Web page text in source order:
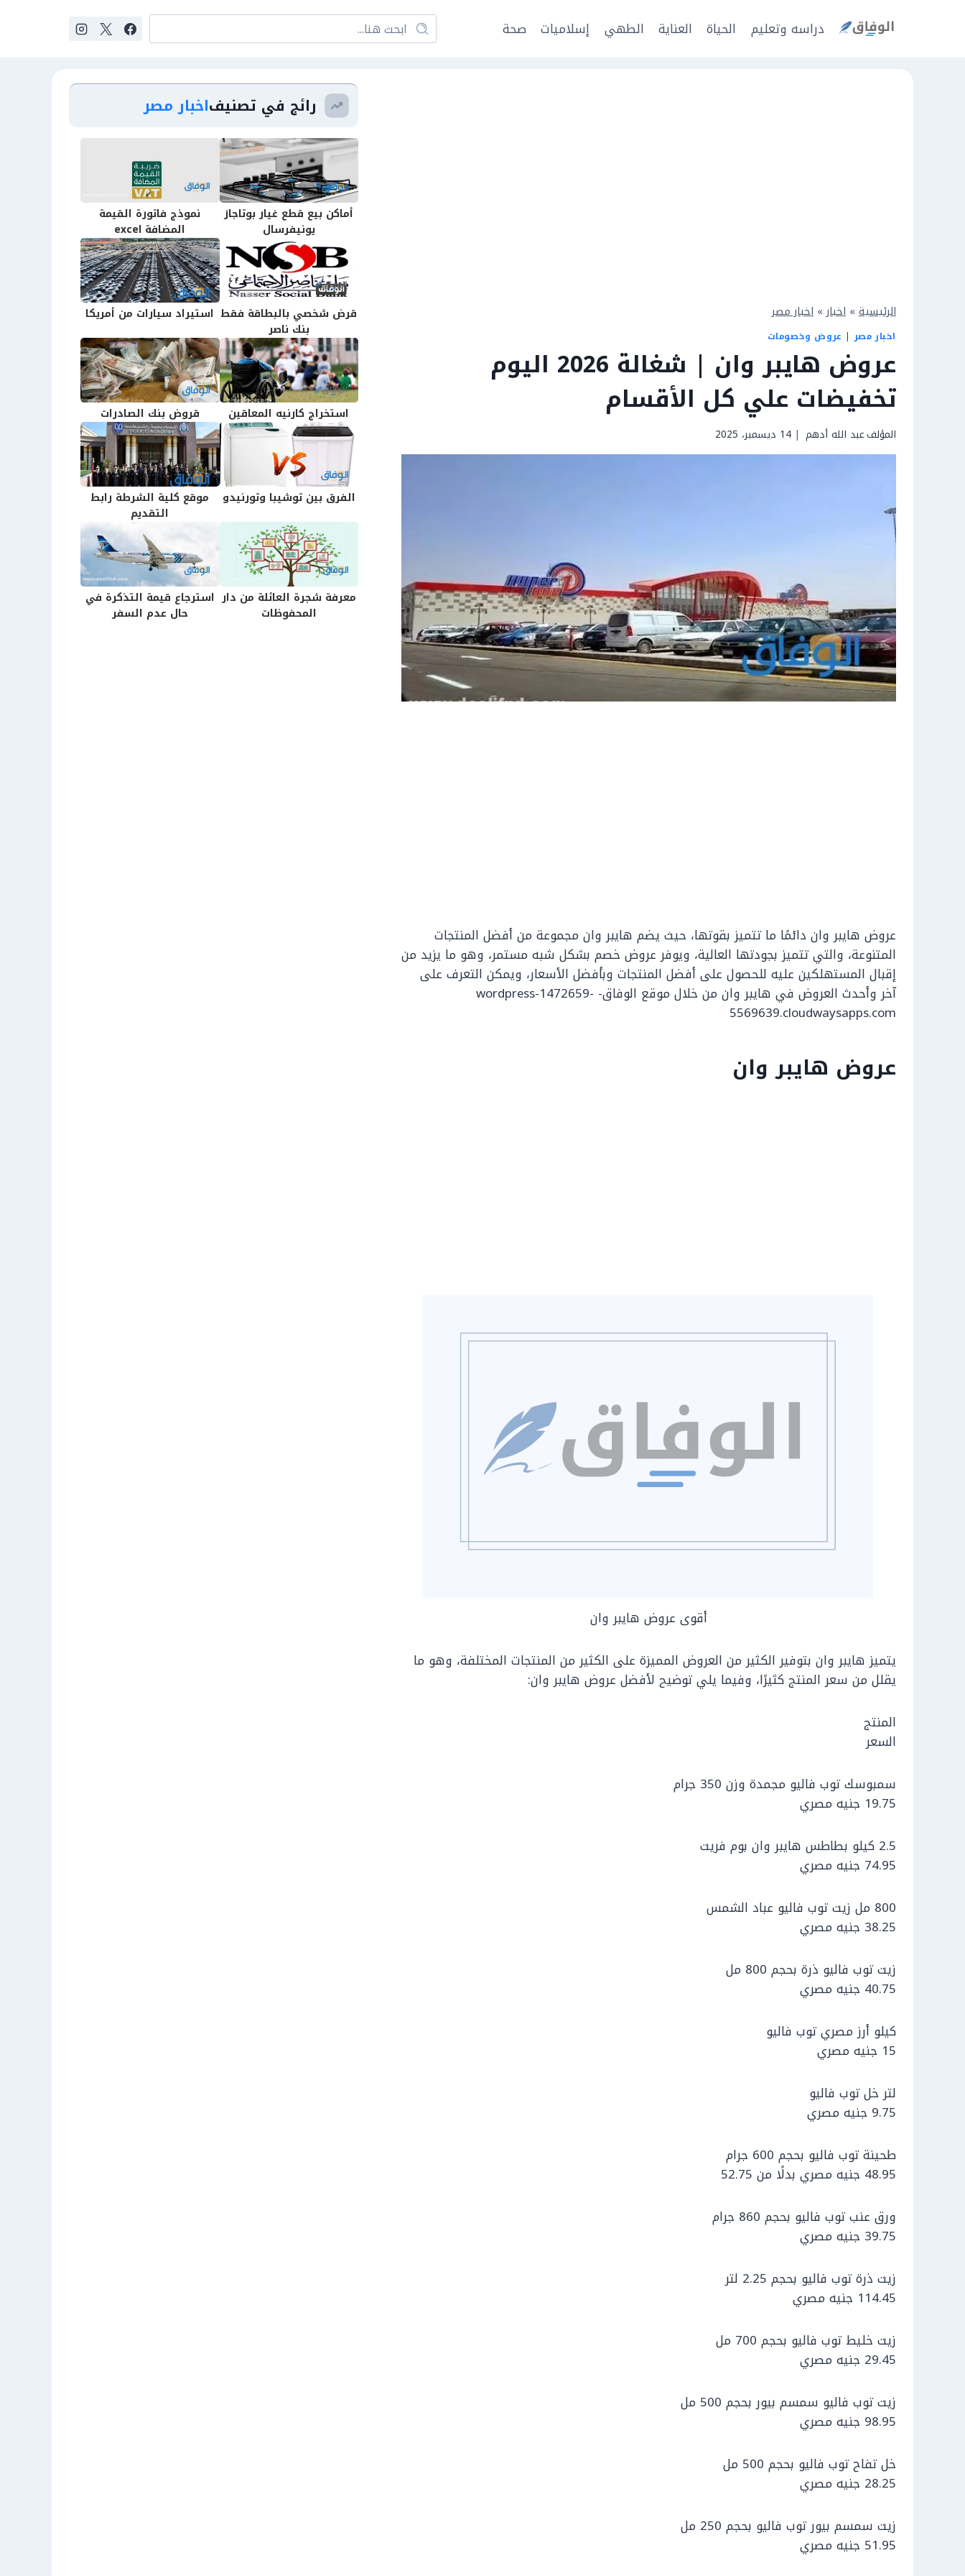
دراسه وتعليم الحياة العناية الطهي إسلاميات صحة
الرئيسية » اخبار» اخبار مصر
اخبار مصر| عروض وخصومات
عروض هايبر وان | شغالة 2026 اليوم
تخفيضات علي كل الأقسام
المؤلفعبد الله أدهم 14 ديسمبر، 2025
عروض هايبر وان دائمًا ما تتميز بقوتها، حيث يضم هايبر وان مجموعة من أفضل المنتجات
المتنوعة، والتي تتميز بجودتها العالية، ويوفر عروض خصم بشكل شبه مستمر، وهو ما يزيد من
إقبال المستهلكين عليه للحصول على أفضل المنتجات وبأفضل الأسعار، ويمكن التعرف على
آخر وأحدث العروض في هايبر وان من خلال موقع الوفاق- wordpress-1472659-
5569639.cloudwaysapps.com
عروض هايبر وان
أقوى عروض هايبر وان
يتميز هايبر وان بتوفير الكثير من العروض المميزة على الكثير من المنتجات المختلفة، وهو ما
يقلل من سعر المنتج كثيرًا، وفيما يلي توضيح لأفضل عروض هايبر وان:
المنتج
السعر
سمبوسك توب فاليو مجمدة وزن 350 جرام
19.75 جنيه مصري
2.5 كيلو بطاطس هايبر وان بوم فريت
74.95 جنيه مصري
800 مل زيت توب فاليو عباد الشمس
38.25 جنيه مصري
زيت توب فاليو ذرة بحجم 800 مل
40.75 جنيه مصري
كيلو أرز مصري توب فاليو
15 جنيه مصري
لتر خل توب فاليو
9.75 جنيه مصري
طحينة توب فاليو بحجم 600 جرام
48.95 جنيه مصري بدلًا من 52.75
ورق عنب توب فاليو بحجم 860 جرام
39.75 جنيه مصري
زيت ذرة توب فاليو بحجم 2.25 لتر
114.45 جنيه مصري
زيت خليط توب فاليو بحجم 700 مل
29.45 جنيه مصري
زيت توب فاليو سمسم بيور بحجم 500 مل
98.95 جنيه مصري
خل تفاح توب فاليو بحجم 500 مل
28.25 جنيه مصري
زيت سمسم بيور توب فاليو بحجم 250 مل
51.95 جنيه مصري
رائج في تصنيفاخبار مصر
أماكن بيع قطع غيار بوتاجاز
يونيفرسال
نموذج فاتورة القيمة
المضافة excel
قرض شخصي بالبطاقة فقط
بنك ناصر
استيراد سيارات من أمريكا
استخراج كارنيه المعاقين قروض بنك الصادرات
الفرق بين توشيبا وتورنيدو
موقع كلية الشرطة رابط
التقديم
معرفة شجرة العائلة من دار
المحفوظات
استرجاع قيمة التذكرة في
حال عدم السفر